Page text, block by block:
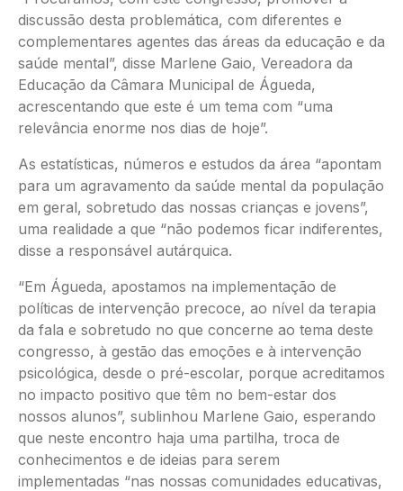
discussão desta problemática, com diferentes e
complementares agentes das áreas da educação e da
saúde mental”, disse Marlene Gaio, Vereadora da
Educação da Câmara Municipal de Águeda,
acrescentando que este é um tema com “uma
relevância enorme nos dias de hoje”.
As estatísticas, números e estudos da área “apontam
para um agravamento da saúde mental da população
em geral, sobretudo das nossas crianças e jovens”,
uma realidade a que “não podemos ficar indiferentes,
disse a responsável autárquica.
“Em Águeda, apostamos na implementação de
políticas de intervenção precoce, ao nível da terapia
da fala e sobretudo no que concerne ao tema deste
congresso, à gestão das emoções e à intervenção
psicológica, desde o pré-escolar, porque acreditamos
no impacto positivo que têm no bem-estar dos
nossos alunos”, sublinhou Marlene Gaio, esperando
que neste encontro haja uma partilha, troca de
conhecimentos e de ideias para serem
implementadas “nas nossas comunidades educativas,